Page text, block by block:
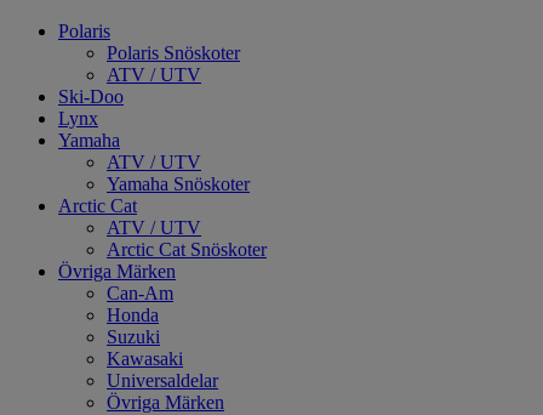
Polaris
Polaris Snöskoter
ATV / UTV
Ski-Doo
Lynx
Yamaha
ATV / UTV
Yamaha Snöskoter
Arctic Cat
ATV / UTV
Arctic Cat Snöskoter
Övriga Märken
Can-Am
Honda
Suzuki
Kawasaki
Universaldelar
Övriga Märken